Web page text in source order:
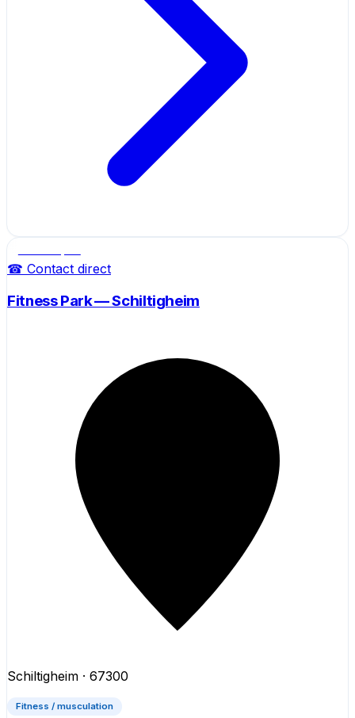
☎ Contact direct
Fitness Park — Schiltigheim
Schiltigheim · 67300
Fitness / musculation